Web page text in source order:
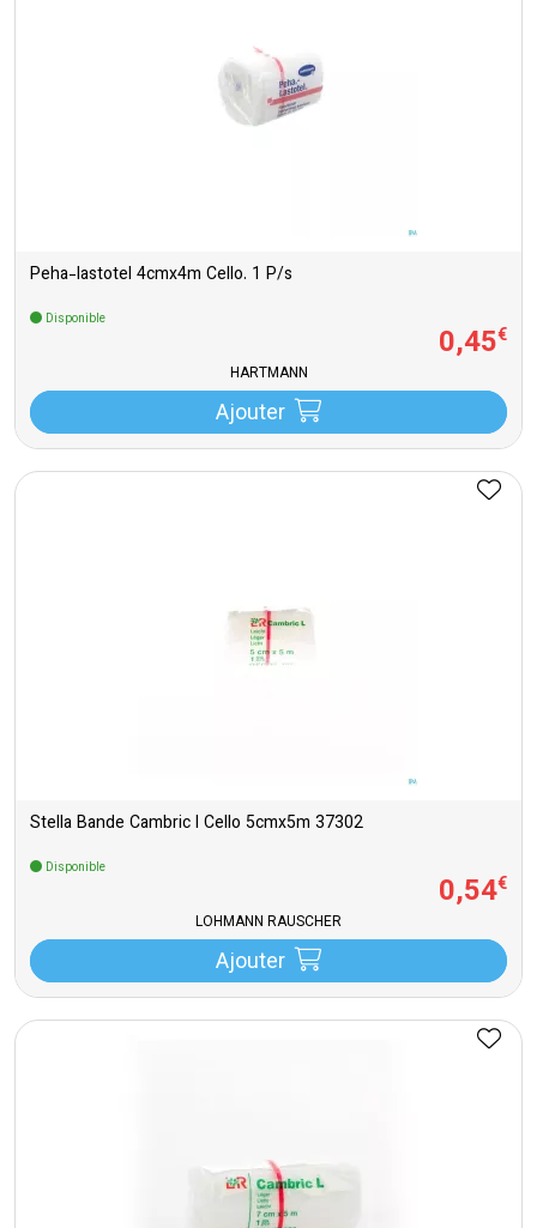
Peha-lastotel 4cmx4m Cello. 1 P/s
Disponible
0,45€
HARTMANN
Ajouter
Stella Bande Cambric l Cello 5cmx5m 37302
Disponible
0,54€
LOHMANN RAUSCHER
Ajouter